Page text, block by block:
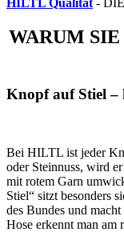
HILTL Qualität -
WARUM
Knopf auf Stiel –
Bei HILTL ist jeder
oder Steinnuss, wird
mit rotem Garn
Stiel“ sitzt besonders
des Bundes und
Hose erkennt man am